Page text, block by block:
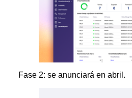
Fase 2: se anunciará en abril.